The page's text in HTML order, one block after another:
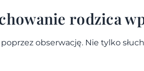
rodzica
obserwację. Nie tylko